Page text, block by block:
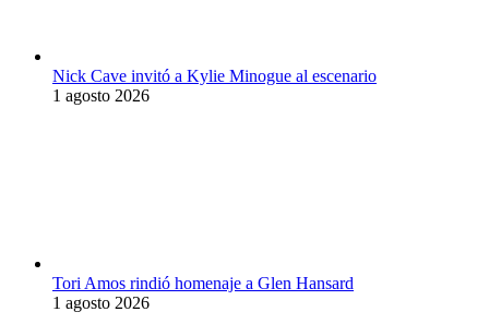
Nick Cave invitó a Kylie Minogue al escenario
1 agosto 2026
Tori Amos rindió homenaje a Glen Hansard
1 agosto 2026